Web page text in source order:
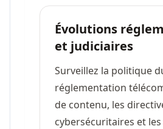
Évolutions
et judiciaires
Surveillez la politique
réglementation
de contenu, les
cybersécuritaires et